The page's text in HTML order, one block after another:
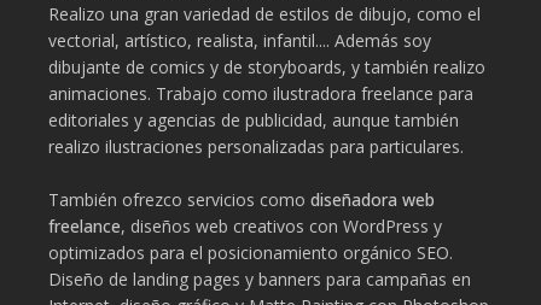
Realizo una gran variedad de estilos de dibujo, como el
vectorial, artístico, realista, infantil.... Además soy
dibujante de comics y de storyboards, y también realizo
animaciones. Trabajo como ilustradora freelance para
editoriales y agencias de publicidad, aunque también
realizo ilustraciones personalizadas para particulares.
También ofrezco servicios como diseñadora web
freelance, diseños web creativos con WordPress y
optimizados para el posicionamiento orgánico SEO.
Diseño de landing pages y banners para campañas en